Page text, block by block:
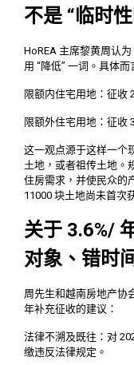
不是 “临时
HoREA 主席黎黄周认
用 “降低” 一词。具体而
限额内住宅用地：征收
限额外住宅用地：征收
这一观点源于这样一个
土地，或者祖传土地。
住房需求，并使民众的
11000 块土地尚未首次
关于 3.6%/
对象、错时
周先生和越南房地产协
年补充征收的建议：
法律不溯及既往：对
缴违反法律规定。